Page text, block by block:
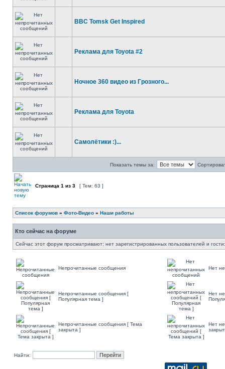
BBC Tomsk Get Inspired
Реклама для Toyota #2
Ночное 360 видео из Грозного...
Реклама для Toyota
Самолётики :)...
Показать темы за:
Страница 1 из 3 [ Тем: 63 ]
Список форумов » Фото-Видео » Наши работы
Кто сейчас на форуме
Сейчас этот форум просматривают: нет зарегистрированных пользователей и
Непрочитанные сообщения Нет
Непрочитанные сообщения [
Популярная тема ]
Нет
Непрочитанные сообщения [ Тема
закрыта ]
Нет
Найти: